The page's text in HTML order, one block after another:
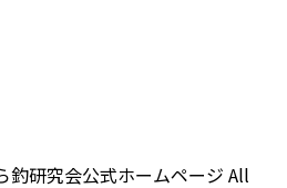
研究会公式ホームページ All